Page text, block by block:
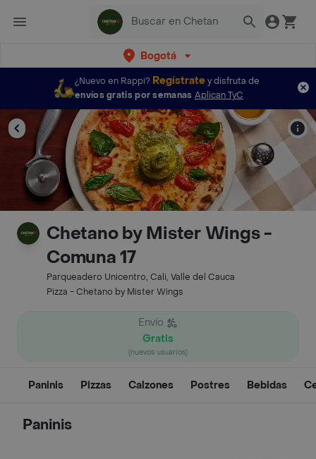
Bogotá
¿Nuevo en Rappi? Regístratey disfruta de
envíos gratis por semanas Aplican TyC
Chetano by Mister Wings -
Comuna 17
Parqueadero Unicentro, Cali, Valle del Cauca
Pizza - Chetano by Mister Wings
Envío
Gratis
(nuevos usuarios)
Paninis Pizzas Calzones Postres Bebidas
Paninis